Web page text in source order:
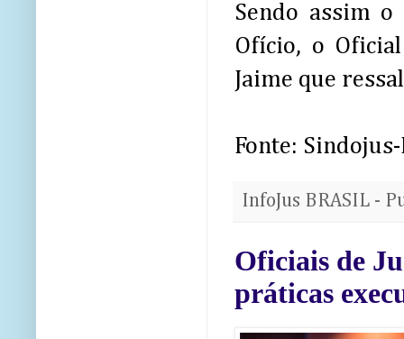
Sendo assim
Ofício, o Oficial
Jaime que
Fonte:
InfoJus BRASIL -
Oficiais de
práticas